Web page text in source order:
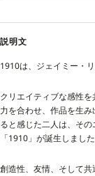
説明文
1910は、ジェイミー・
クリエイティブな感性
力を合わせ、作品を生
ると感じた二人は、その
「1910」が誕生しました
創造性、友情、そして